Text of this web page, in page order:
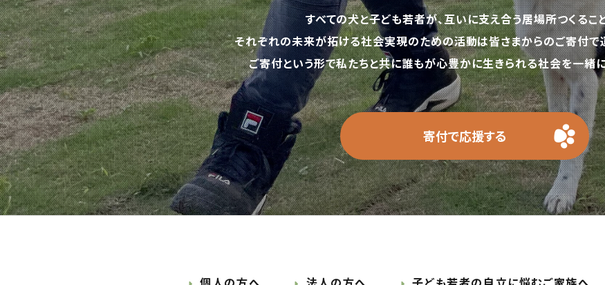
すべての犬と子ども若者が、互いに支え合う居場所つくること
それぞれの未来が拓ける社会実現のための活動は皆さまからのご寄付で
ご寄付という形で私たちと共に誰もが心豊かに生きられる社会を一緒に
寄付で応援する